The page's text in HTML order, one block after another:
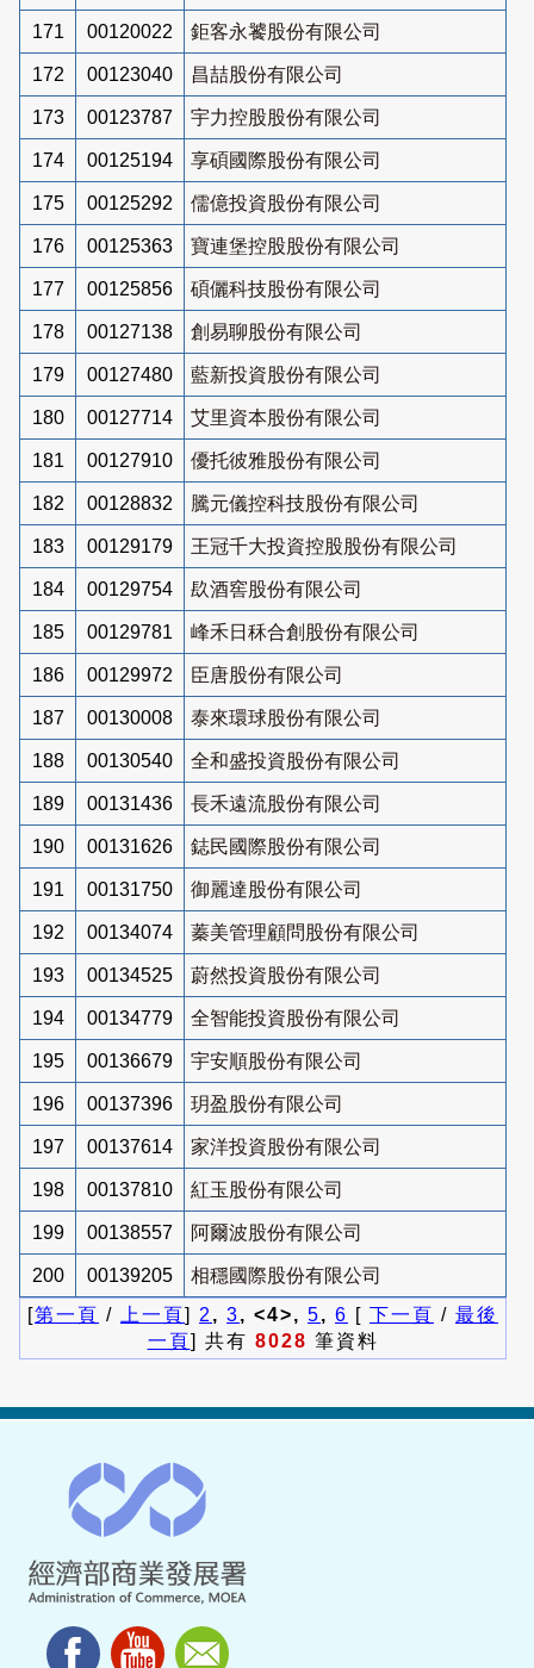
171 00120022 鉅客永饕股份有限公司
172 00123040 昌喆股份有限公司
173 00123787 宇力控股股份有限公司
174 00125194 享碩國際股份有限公司
175 00125292 儒億投資股份有限公司
176 00125363 寶連堡控股股份有限公司
177 00125856 碩儷科技股份有限公司
178 00127138 創易聊股份有限公司
179 00127480 藍新投資股份有限公司
180 00127714 艾里資本股份有限公司
181 00127910 優托彼雅股份有限公司
182 00128832 騰元儀控科技股份有限公司
183 00129179 王冠千大投資控股股份有限公司
184 00129754 镹酒窖股份有限公司
185 00129781 峰禾日秝合創股份有限公司
186 00129972 臣唐股份有限公司
187 00130008 泰來環球股份有限公司
188 00130540 全和盛投資股份有限公司
189 00131436 長禾遠流股份有限公司
190 00131626 鋕民國際股份有限公司
191 00131750 御麗達股份有限公司
192 00134074 蓁美管理顧問股份有限公司
193 00134525 蔚然投資股份有限公司
194 00134779 全智能投資股份有限公司
195 00136679 宇安順股份有限公司
196 00137396 玥盈股份有限公司
197 00137614 家洋投資股份有限公司
198 00137810 紅玉股份有限公司
199 00138557 阿爾波股份有限公司
200 00139205
相穩國際股份有限公司
[第一頁 / 上一頁] 2 , 3, <4>, 5, 6 [ 下一頁 / 最後
一頁] 共有 8028 筆資料